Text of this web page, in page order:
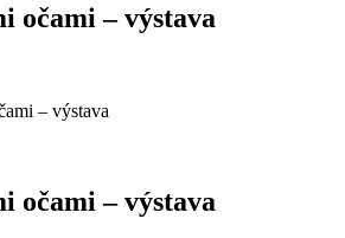
očami – výstava
– výstava
očami – výstava